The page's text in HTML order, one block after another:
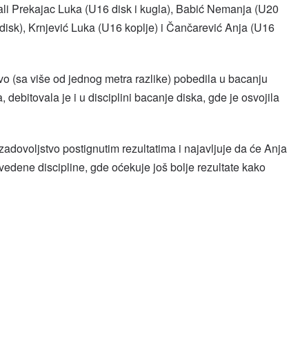
Prekajac Luka (U16 disk i kugla), Babić Nemanja (U20
Krnjević Luka (U16 koplje) i Čančarević Anja (U16
(sa više od jednog metra razlike) pobedila u bacanju
debitovala je i u disciplini bacanje diska, gde je osvojila
postignutim rezultatima i najavljuje da će Anja
discipline, gde oćekuje još bolje rezultate kako